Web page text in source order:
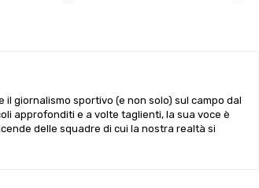
il giornalismo sportivo (e non solo) sul campo dal
approfonditi e a volte taglienti, la sua voce è
delle squadre di cui la nostra realtà si